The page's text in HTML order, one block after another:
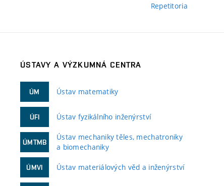
Repetitoria
ÚSTAVY A VÝZKUMNÁ CENTRA
ÚM Ústav matematiky
ÚFI Ústav fyzikálního inženýrství
ÚMTMB
Ústav mechaniky těles, mechatroniky
a biomechaniky
ÚMVI Ústav materiálových věd a inženýrství